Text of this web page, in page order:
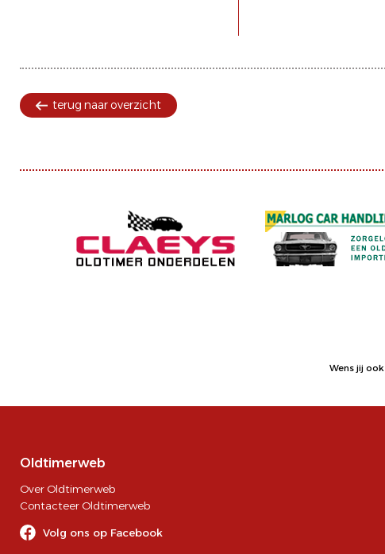
terug naar overzicht
Wens jij
Oldtimerweb
Over Oldtimerweb
Contacteer Oldtimerweb
Volg ons op Facebook